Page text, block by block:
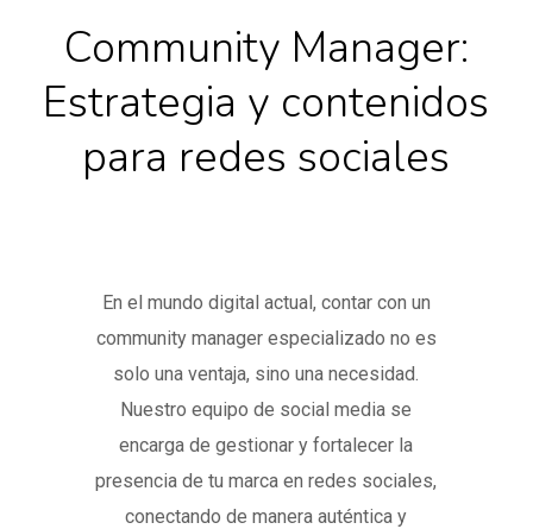
Community Manager:
Estrategia y contenidos
para redes sociales
En el mundo digital actual, contar con un
community manager especializado no es
solo una ventaja, sino una necesidad.
Nuestro equipo de social media se
encarga de gestionar y fortalecer la
presencia de tu marca en redes sociales,
conectando de manera auténtica y